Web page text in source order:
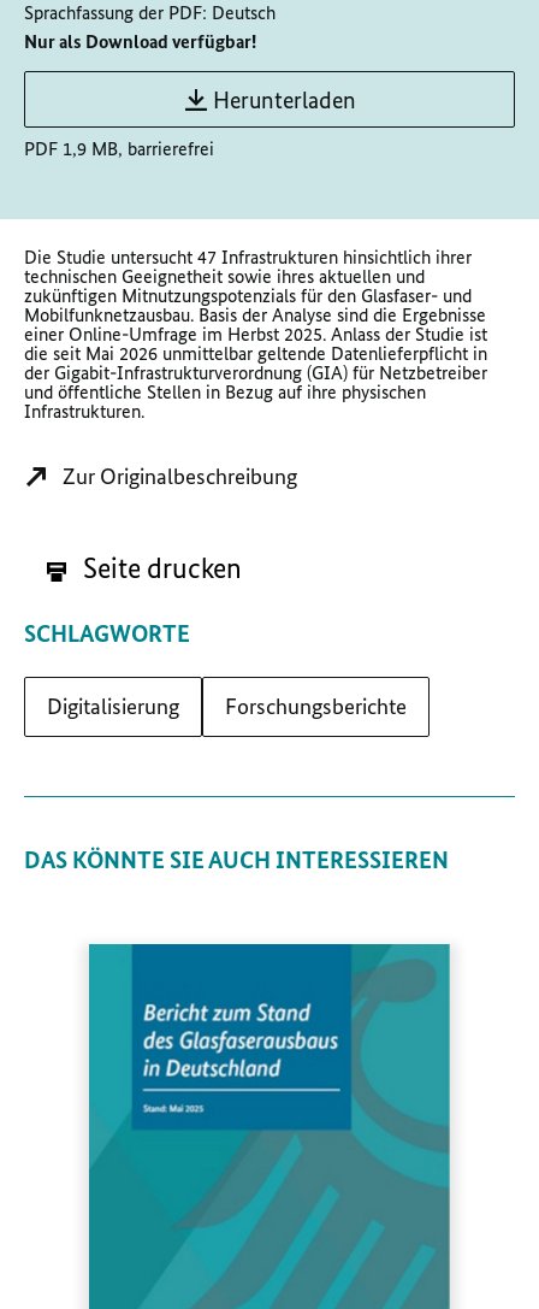
Sprachfassung der PDF: Deutsch
Nur als Download verfügbar!
Herunterladen
PDF 1,9 MB, barrierefrei
Die Studie untersucht 47 Infrastrukturen hinsichtlich ihrer
technischen Geeignetheit sowie ihres aktuellen und
zukünftigen Mitnutzungspotenzials für den Glasfaser- und
Mobilfunknetzausbau. Basis der Analyse sind die Ergebnisse
einer Online-Umfrage im Herbst 2025. Anlass der Studie ist
die seit Mai 2026 unmittelbar geltende Datenlieferpflicht in
der Gigabit-Infrastrukturverordnung (GIA) für Netzbetreiber
und öffentliche Stellen in Bezug auf ihre physischen
Infrastrukturen.
Zur Originalbeschreibung
Seite drucken
SCHLAGWORTE
Digitalisierung Forschungsberichte
DAS KÖNNTE SIE AUCH INTERESSIEREN